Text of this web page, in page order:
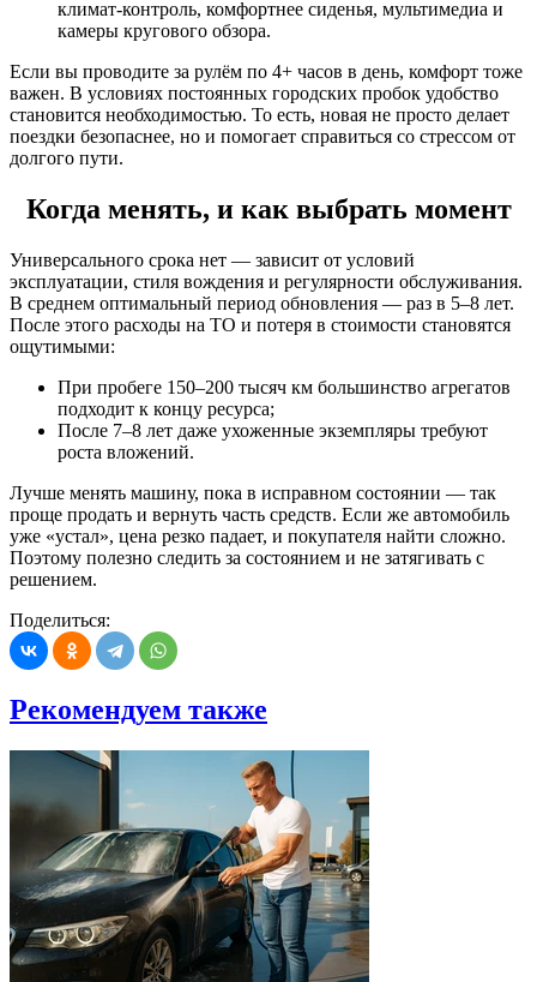
климат-контроль, комфортнее сиденья, мультимедиа и
камеры кругового обзора.
Если вы проводите за рулём по 4+ часов в день, комфорт тоже
важен. В условиях постоянных городских пробок удобство
становится необходимостью. То есть, новая не просто делает
поездки безопаснее, но и помогает справиться со стрессом от
долгого пути.
Когда менять, и как выбрать момент
Универсального срока нет — зависит от условий
эксплуатации, стиля вождения и регулярности обслуживания.
В среднем оптимальный период обновления — раз в 5–8 лет.
После этого расходы на ТО и потеря в стоимости становятся
ощутимыми:
При пробеге 150–200 тысяч км большинство агрегатов
подходит к концу ресурса;
После 7–8 лет даже ухоженные экземпляры требуют
роста вложений.
Лучше менять машину, пока в исправном состоянии — так
проще продать и вернуть часть средств. Если же автомобиль
уже «устал», цена резко падает, и покупателя найти сложно.
Поэтому полезно следить за состоянием и не затягивать с
решением.
Поделиться:
Рекомендуем также